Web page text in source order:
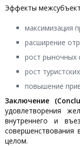
Эффекты
максимизация
расширение
рост рыночных
рост
повышение
Заключение
удовлетворения
внутреннего и
совершенствования
целом.